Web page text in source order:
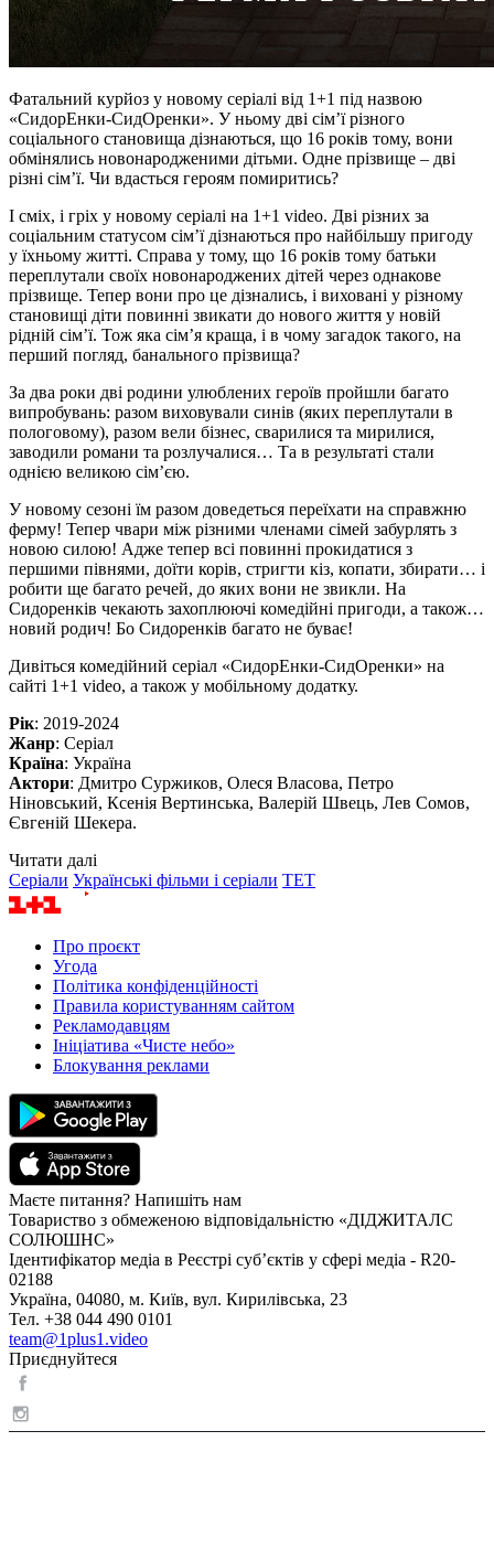
Фатальний курйоз у новому серіалі від 1+1 під назвою
«СидорЕнки-СидОренки». У ньому дві сім’ї різного
соціального становища дізнаються, що 16 років тому, вони
обмінялись новонародженими дітьми. Одне прізвище – дві
різні сім’ї. Чи вдасться героям помиритись?
І сміх, і гріх у новому серіалі на 1+1 video. Дві різних за
соціальним статусом сім’ї дізнаються про найбільшу пригоду
у їхньому житті. Справа у тому, що 16 років тому батьки
переплутали своїх новонароджених дітей через однакове
прізвище. Тепер вони про це дізнались, і виховані у різному
становищі діти повинні звикати до нового життя у новій
рідній сім’ї. Тож яка сім’я краща, і в чому загадок такого, на
перший погляд, банального прізвища?
За два роки дві родини улюблених героїв пройшли багато
випробувань: разом виховували синів (яких переплутали в
пологовому), разом вели бізнес, сварилися та мирилися,
заводили романи та розлучалися… Та в результаті стали
однією великою сім’єю.
У новому сезоні їм разом доведеться переїхати на справжню
ферму! Тепер чвари між різними членами сімей забурлять з
новою силою! Адже тепер всі повинні прокидатися з
першими півнями, доїти корів, стригти кіз, копати, збирати… і
робити ще багато речей, до яких вони не звикли. На
Сидоренків чекають захоплюючі комедійні пригоди, а також…
новий родич! Бо Сидоренків багато не буває!
Дивіться комедійний серіал «СидорЕнки-СидОренки» на
сайті 1+1 video, а також у мобільному додатку.
Рік: 2019-2024
Жанр: Серіал
Країна: Україна
Актори: Дмитро Суржиков, Олеся Власова, Петро
Ніновський, Ксенія Вертинська, Валерій Швець, Лев Сомов,
Євгеній Шекера.
Читати далі
Серіали Українські фільми і серіали ТЕТ
Про проєкт
Угода
Політика конфіденційності
Правила користуванням сайтом
Рекламодавцям
Ініціатива «Чисте небо»
Блокування реклами
Маєте питання? Напишіть нам
Товариство з обмеженою відповідальністю «ДІДЖИТАЛС
СОЛЮШНС»
Ідентифікатор медіа в Реєстрі суб’єктів у сфері медіа - R20-
02188
Україна, 04080, м. Київ, вул. Кирилівська, 23
Тел. +38 044 490 0101
team@1plus1.video
Приєднуйтеся